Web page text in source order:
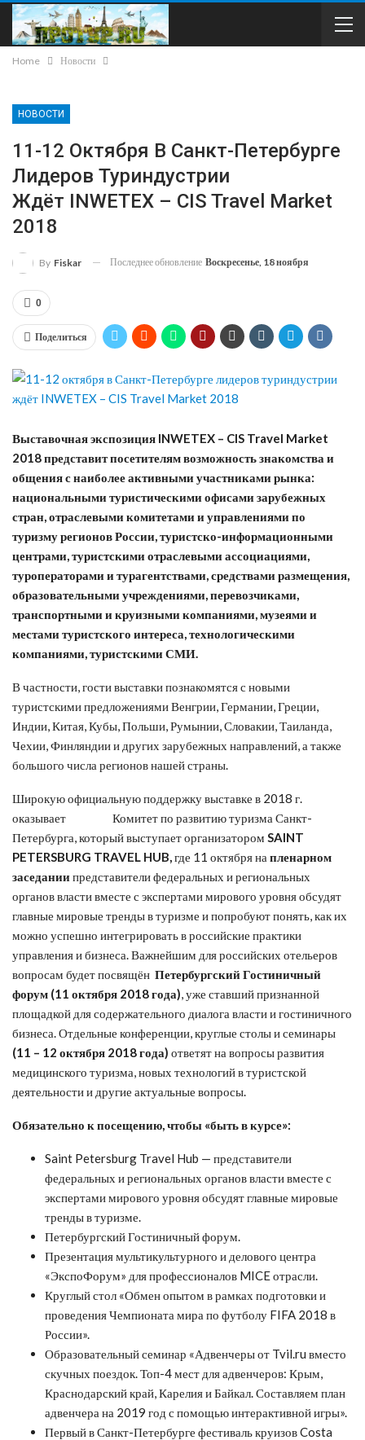
Home Новости
НОВОСТИ
11-12 Октября В Санкт-Петербурге
Лидеров Туриндустрии
Ждёт INWETEX – CIS Travel Market
2018
By Fiskar Последнее обновление Воскресенье, 18 ноября
0
Поделиться
Выставочная экспозиция INWETEX – CIS Travel Market
2018 представит посетителям возможность знакомства и
общения с наиболее активными участниками рынка:
национальными туристическими офисами зарубежных
стран, отраслевыми комитетами и управлениями по
туризму регионов России, туристско-информационными
центрами, туристскими отраслевыми ассоциациями,
туроператорами и турагентствами, средствами размещения,
образовательными учреждениями, перевозчиками,
транспортными и круизными компаниями, музеями и
местами туристского интереса, технологическими
компаниями, туристскими СМИ.
В частности, гости выставки познакомятся с новыми
туристскими предложениями Венгрии, Германии, Греции,
Индии, Китая, Кубы, Польши, Румынии, Словакии, Таиланда,
Чехии, Финляндии и других зарубежных направлений, а также
большого числа регионов нашей страны.
Широкую официальную поддержку выставке в 2018 г.
оказывает Комитет по развитию туризма Санкт-
Петербурга, который выступает организатором SAINT
PETERSBURG TRAVEL HUB,где 11 октября на пленарном
заседаниипредставители федеральных и региональных
органов власти вместе с экспертами мирового уровня обсудят
главные мировые тренды в туризме и попробуют понять, как их
можно успешно интегрировать в российские практики
управления и бизнеса. Важнейшим для российских отельеров
вопросам будет посвящён Петербургский Гостиничный
форум (11 октября 2018 года), уже ставший признанной
площадкой для содержательного диалога власти и гостиничного
бизнеса. Отдельные конференции, круглые столы и семинары
(11 – 12 октября 2018 года) ответят на вопросы развития
медицинского туризма, новых технологий в туристской
деятельности и другие актуальные вопросы.
Обязательно к посещению, чтобы «быть в курсе»:
Saint Petersburg Travel Hub — представители
федеральных и региональных органов власти вместе с
экспертами мирового уровня обсудят главные мировые
тренды в туризме.
Петербургский Гостиничный форум.
Презентация мультикультурного и делового центра
«ЭкспоФорум» для профессионалов MICE отрасли.
Круглый стол «Обмен опытом в рамках подготовки и
проведения Чемпионата мира по футболу FIFA 2018 в
России».
Образовательный семинар «Адвенчеры от Tvil.ru вместо
скучных поездок. Топ-4 мест для адвенчеров: Крым,
Краснодарский край, Карелия и Байкал. Составляем план
адвенчера на 2019 год с помощью интерактивной игры».
Первый в Санкт-Петербурге фестиваль круизов Costa